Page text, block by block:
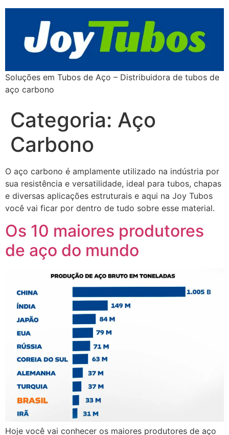
Soluções em Tubos de Aço – Distribuidora de tubos de
aço carbono
Categoria: Aço
Carbono
O aço carbono é amplamente utilizado na indústria por
sua resistência e versatilidade, ideal para tubos, chapas
e diversas aplicações estruturais e aqui na Joy Tubos
você vai ficar por dentro de tudo sobre esse material.
Os 10 maiores produtores
de aço do mundo
Hoje você vai conhecer os maiores produtores de aço